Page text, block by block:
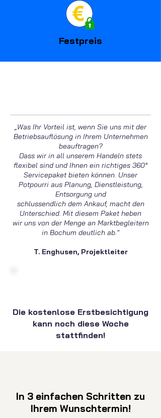
Festpreis
„Was Ihr Vorteil ist, wenn Sie uns mit der
Betriebsauflösung in Ihrem Unternehmen
beauftragen?
Dass wir in all unserem Handeln stets
flexibel sind und Ihnen ein richtiges 360°
Servicepaket bieten können. Unser
Potpourri aus Planung, Dienstleistung,
Entsorgung und
schlussendlich dem Ankauf, macht den
Unterschied. Mit diesem Paket heben
wir uns von der Menge an Marktbegleitern
in Bochum deutlich ab.“
T. Enghusen, Projektleiter
Die kostenlose Erstbesichtigung
kann noch diese Woche
stattfinden!
In 3 einfachen Schritten zu
Ihrem Wunschtermin!